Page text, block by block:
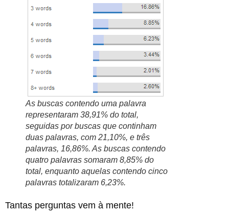
As buscas contendo uma palavra
representaram 38,91% do total,
seguidas por buscas que continham
duas palavras, com 21,10%, e três
palavras, 16,86%. As buscas contendo
quatro palavras somaram 8,85% do
total, enquanto aquelas contendo cinco
palavras totalizaram 6,23%.
Tantas perguntas vem à mente!